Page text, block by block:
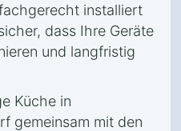
installiert
dass Ihre Geräte
und langfristig
Küche in
gemeinsam mit den